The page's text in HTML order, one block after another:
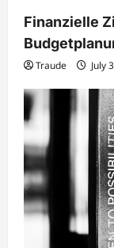
Finanzielle
Traude July